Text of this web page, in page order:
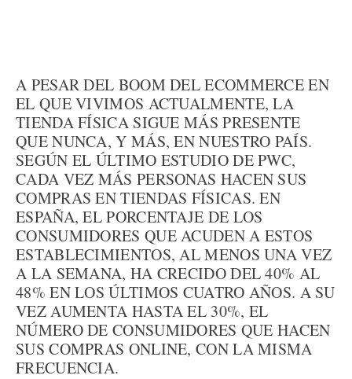
A PESAR DEL BOOM DEL ECOMMERCE EN
EL QUE VIVIMOS ACTUALMENTE, LA
TIENDA FÍSICA SIGUE MÁS PRESENTE
QUE NUNCA, Y MÁS, EN NUESTRO PAÍS.
SEGÚN EL ÚLTIMO ESTUDIO DE PWC,
CADA VEZ MÁS PERSONAS HACEN SUS
COMPRAS EN TIENDAS FÍSICAS. EN
ESPAÑA, EL PORCENTAJE DE LOS
CONSUMIDORES QUE ACUDEN A ESTOS
ESTABLECIMIENTOS, AL MENOS UNA VEZ
A LA SEMANA, HA CRECIDO DEL 40% AL
48% EN LOS ÚLTIMOS CUATRO AÑOS. A SU
VEZ AUMENTA HASTA EL 30%, EL
NÚMERO DE CONSUMIDORES QUE HACEN
SUS COMPRAS ONLINE, CON LA MISMA
FRECUENCIA.